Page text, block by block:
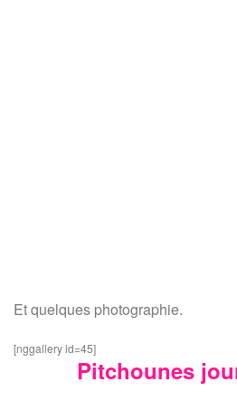
Et quelques photographie.
[nggallery id=45]
Pitchounes